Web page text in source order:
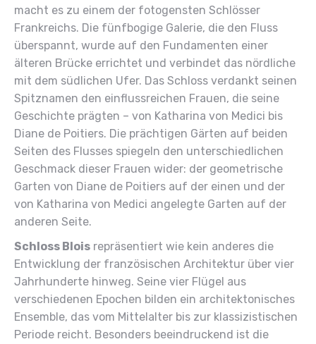
macht es zu einem der fotogensten Schlösser
Frankreichs. Die fünfbogige Galerie, die den Fluss
überspannt, wurde auf den Fundamenten einer
älteren Brücke errichtet und verbindet das nördliche
mit dem südlichen Ufer. Das Schloss verdankt seinen
Spitznamen den einflussreichen Frauen, die seine
Geschichte prägten – von Katharina von Medici bis
Diane de Poitiers. Die prächtigen Gärten auf beiden
Seiten des Flusses spiegeln den unterschiedlichen
Geschmack dieser Frauen wider: der geometrische
Garten von Diane de Poitiers auf der einen und der
von Katharina von Medici angelegte Garten auf der
anderen Seite.
Schloss Blois repräsentiert wie kein anderes die
Entwicklung der französischen Architektur über vier
Jahrhunderte hinweg. Seine vier Flügel aus
verschiedenen Epochen bilden ein architektonisches
Ensemble, das vom Mittelalter bis zur klassizistischen
Periode reicht. Besonders beeindruckend ist die